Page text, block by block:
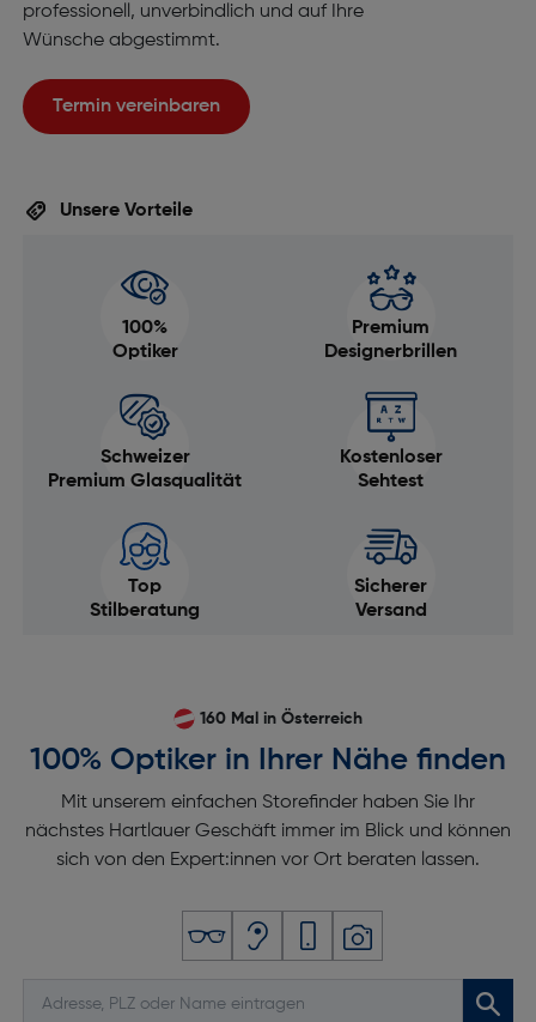
professionell, unverbindlich und auf Ihre
Wünsche abgestimmt.
Termin vereinbaren
Unsere Vorteile
100%
Optiker
Premium
Designerbrillen
Schweizer
Premium Glasqualität
Kostenloser
Sehtest
Top
Stilberatung
Sicherer
Versand
160 Mal in Österreich
100% Optiker in Ihrer Nähe finden
Mit unserem einfachen Storefinder haben Sie Ihr
nächstes Hartlauer Geschäft immer im Blick und können
sich von den Expert:innen vor Ort beraten lassen.